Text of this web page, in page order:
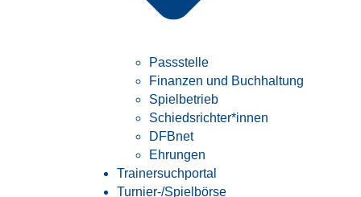
Passstelle
Finanzen und Buchhaltung
Spielbetrieb
Schiedsrichter*innen
DFBnet
Ehrungen
Trainersuchportal
Turnier-/Spielbörse